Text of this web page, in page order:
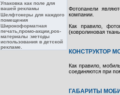
Упаковка как поле для
вашей рекламы
Шелфтокеры для каждого
помещения
Широкоформатная
печать,промо-акции,pos-
материалы :методы
использования в детской
рекламе.
Фотопанели
компании.
Как правило,
(ковролиновая
КОНСТРУКТОР
Как правило,
соединяются при
ГАБАРИТЫ